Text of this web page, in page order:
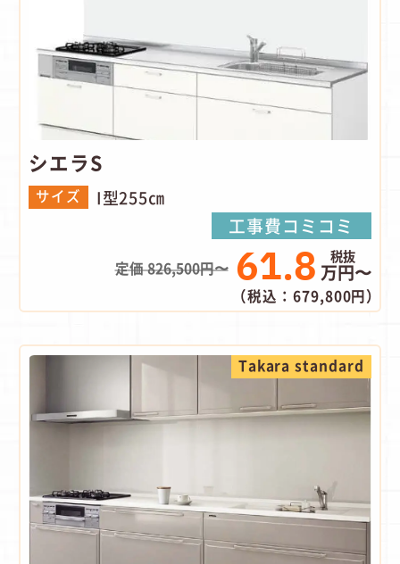
シエラS
サイズ I型255㎝
工事費コミコミ
定価 826,500円〜 61.8 万円〜
（税込：679,800円）
Takara standard